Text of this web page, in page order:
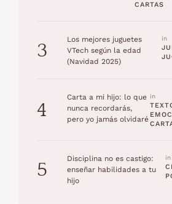
CARTAS
3
Los mejores juguetes
VTech según la edad
(Navidad 2025)
in
4
Carta a mi hijo: lo que
nunca recordarás,
pero yo jamás olvidaré
in
5
Disciplina no es castigo:
enseñar habilidades a tu
hijo
in